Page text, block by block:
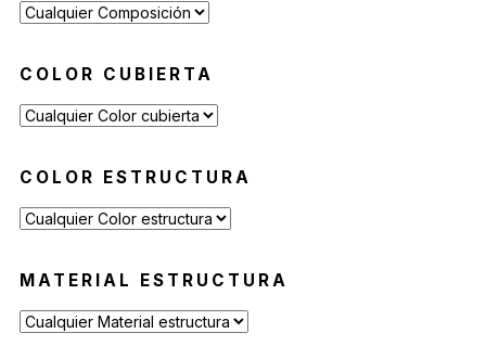
Sillas de Espera
COLOR CUBIERTA
COLOR ESTRUCTURA
MATERIAL ESTRUCTURA